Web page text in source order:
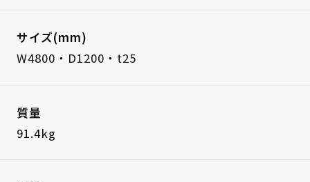
サイズ(mm)
W4800・D1200・t25
質量
91.4kg